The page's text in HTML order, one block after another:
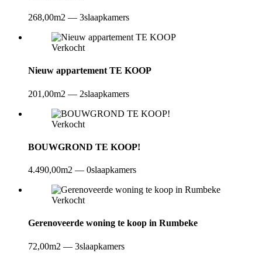
268,00m2 — 3slaapkamers
Verkocht
Nieuw appartement TE KOOP
201,00m2 — 2slaapkamers
Verkocht
BOUWGROND TE KOOP!
4.490,00m2 — 0slaapkamers
Verkocht
Gerenoveerde woning te koop in Rumbeke
72,00m2 — 3slaapkamers